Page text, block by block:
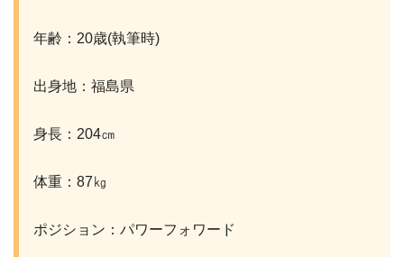
年齢：20歳(執筆時)
出身地：福島県
身長：204㎝
体重：87㎏
ポジション：パワーフォワード